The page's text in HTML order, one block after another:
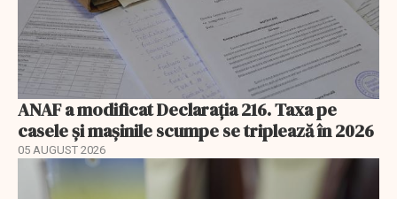
ANAF a modificat Declarația 216. Taxa pe
casele și mașinile scumpe se triplează în 2026
05 AUGUST 2026